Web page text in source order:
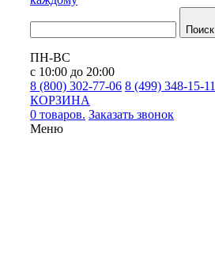
Поиск
ПН-ВС
с 10:00 до 20:00
8 (800) 302-77-06 8 (499) 348-15-11
КОРЗИНА
0 товаров. Заказать звонок
Меню